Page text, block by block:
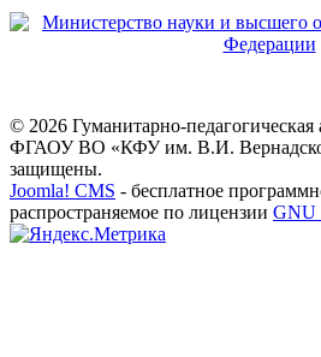
© 2026 Гуманитарно-
ФГАОУ ВО «КФУ им. В.И.
защищены.
Joomla! CMS - бесплатное
распространяемое по лицензии GNU